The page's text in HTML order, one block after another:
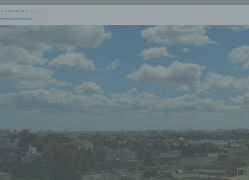
erwartet …
2026
2026
Juli 2026 an
Osten und
für
Juli 2026